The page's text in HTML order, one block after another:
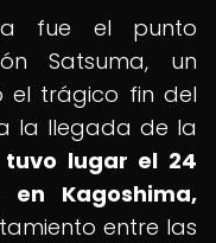
fue el punto
Satsuma, un
el trágico fin del
la llegada de la
lugar el 24
Kagoshima,
entre las